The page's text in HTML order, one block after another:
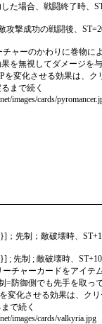
た場合、戦闘終了時、
攻撃成功の戦闘後、
ャーのかわりに巻物に
を無視してダメージを
を変化させる効果は、ク
まで続く
images/cards/
先制；敵破壊時、
先制 ; 敵破壊時、ST+10
チャーカードをアイテ
=防御側でも先手を取っ
変化させる効果は、ク
で続く
images/cards/valkyria.jpg